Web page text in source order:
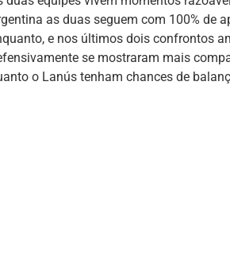
as duas seguem com 100% de
e nos últimos dois confrontos
se mostraram mais
o Lanús tenham chances de